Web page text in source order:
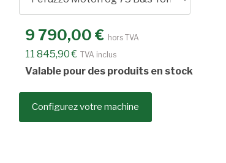
9 790,00 € hors TVA
11 845,90 € TVA inclus
Valable pour des produits en stock
Configurez votre machine